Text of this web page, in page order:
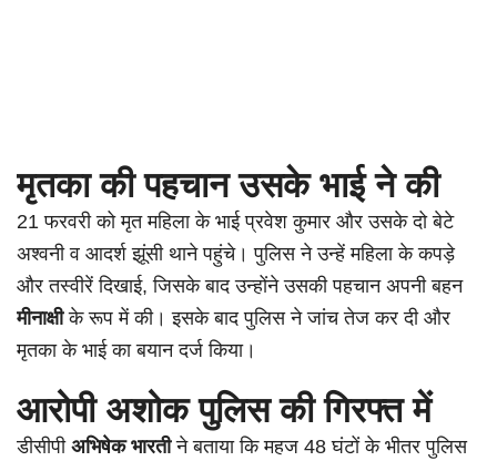
मृतका की पहचान उसके भाई ने की
21 फरवरी को मृत महिला के भाई प्रवेश कुमार और उसके दो बेटे
अश्वनी व आदर्श झूंसी थाने पहुंचे। पुलिस ने उन्हें महिला के कपड़े
और तस्वीरें दिखाई, जिसके बाद उन्होंने उसकी पहचान अपनी बहन
मीनाक्षीके रूप में की। इसके बाद पुलिस ने जांच तेज कर दी और
मृतका के भाई का बयान दर्ज किया।
आरोपी अशोक पुलिस की गिरफ्त में
डीसीपी अभिषेक भारतीने बताया कि महज 48 घंटों के भीतर पुलिस